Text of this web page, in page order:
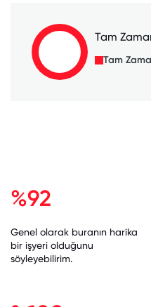
Tam
Tam
%92
Genel olarak buranın harika
bir işyeri olduğunu
söyleyebilirim.